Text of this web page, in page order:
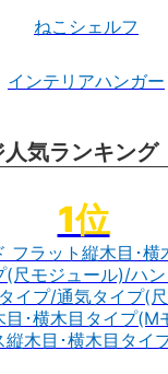
ねこシェルフ
インテリアハンガー
気ランキング
フラット縦木目･横
(尺モジュール)/ハ
イプ/通気タイプ(
目･横木目タイプ(M
縦木目･横木目タイ